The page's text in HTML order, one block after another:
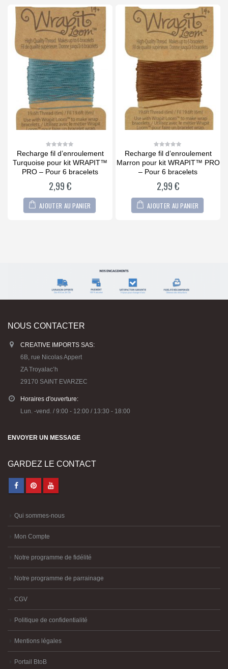
0
of
5
Recharge fil d’enroulement
Turquoise pour kit WRAPIT™
PRO – Pour 6 bracelets
2,99€
AJOUTER AU PANIER
0
of
5
Recharge fil d’enroulement
Marron pour kit WRAPIT™ PRO
– Pour 6 bracelets
2,99€
AJOUTER AU PANIER
NOUS CONTACTER
CREATIVE IMPORTS SAS:
6B, rue Nicolas Appert
ZA Troyalac’h
29170 SAINT EVARZEC
Horaires d'ouverture:
Lun. -vend. / 9:00 - 12:00 / 13:30 - 18:00
ENVOYER UN MESSAGE
GARDEZ LE CONTACT
Qui sommes-nous
Mon Compte
Notre programme de fidélité
Notre programme de parrainage
CGV
Politique de confidentialité
Mentions légales
Portail BtoB